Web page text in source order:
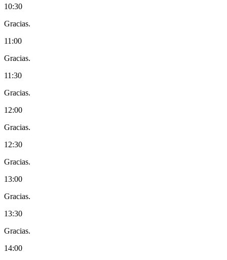
10:30
Gracias.
11:00
Gracias.
11:30
Gracias.
12:00
Gracias.
12:30
Gracias.
13:00
Gracias.
13:30
Gracias.
14:00